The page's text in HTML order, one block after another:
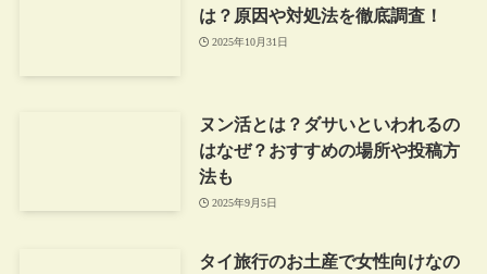
は？原因や対処法を徹底調査！
2025年10月31日
ヌン活とは？ダサいといわれるの
はなぜ？おすすめの場所や投稿方
法も
2025年9月5日
タイ旅行のお土産で女性向けなの